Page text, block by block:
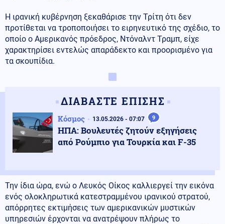
Η ιρανική κυβέρνηση ξεκαθάρισε την Τρίτη ότι δεν
προτίθεται να τροποποιήσει το ειρηνευτικό της σχέδιο, το
οποίο ο Αμερικανός πρόεδρος, Ντόναλντ Τραμπ, είχε
χαρακτηρίσει εντελώς απαράδεκτο και προορισμένο για
τα σκουπίδια.
ΔΙΑΒΑΣΤΕ ΕΠΙΣΗΣ
Κόσμος 13.05.2026 - 07:07 9
ΗΠΑ: Βουλευτές ζητούν εξηγήσεις
από Ρούμπιο για Τουρκία και F-35
Την ίδια ώρα, ενώ ο Λευκός Οίκος καλλιεργεί την εικόνα
ενός ολοκληρωτικά κατεστραμμένου ιρανικού στρατού,
απόρρητες εκτιμήσεις των αμερικανικών μυστικών
υπηρεσιών έρχονται να ανατρέψουν πλήρως το